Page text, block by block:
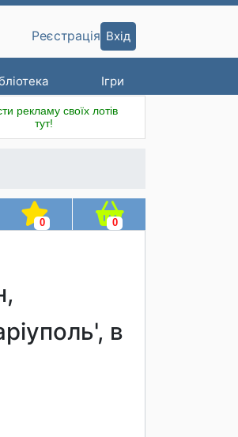
Ігри
Реєстрація Вхід
рекламу своїх лотів
тут!
0 0
в